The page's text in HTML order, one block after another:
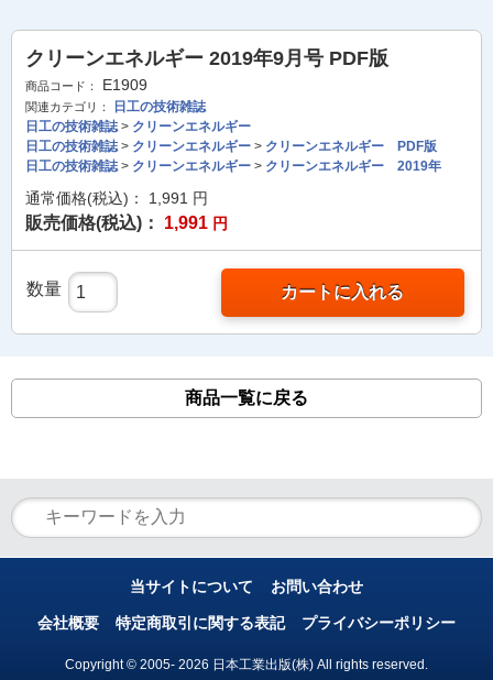
クリーンエネルギー 2019年9月号 PDF版
商品コード： E1909
関連カテゴリ：
日工の技術雑誌
日工の技術雑誌> クリーンエネルギー
日工の技術雑誌> クリーンエネルギー > クリーンエネルギー PDF版
日工の技術雑誌> クリーンエネルギー > クリーンエネルギー 2019年
通常価格(税込)： 1,991 円
販売価格(税込)： 1,991 円
数量 カートに入れる
商品一覧に戻る
当サイトについて お問い合わせ
会社概要 特定商取引に関する表記 プライバシーポリシー
Copyright © 2005- 2026 日本工業出版(株) All rights reserved.